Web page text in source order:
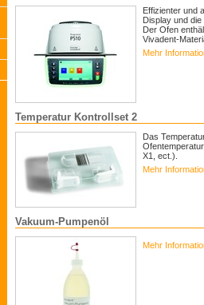
Effizienter und
Display und
Der Ofen
Vivadent-
Mehr
Temperatur Kontrollset 2
Das
X1, ect.).
Mehr
Vakuum-Pumpenöl
Mehr